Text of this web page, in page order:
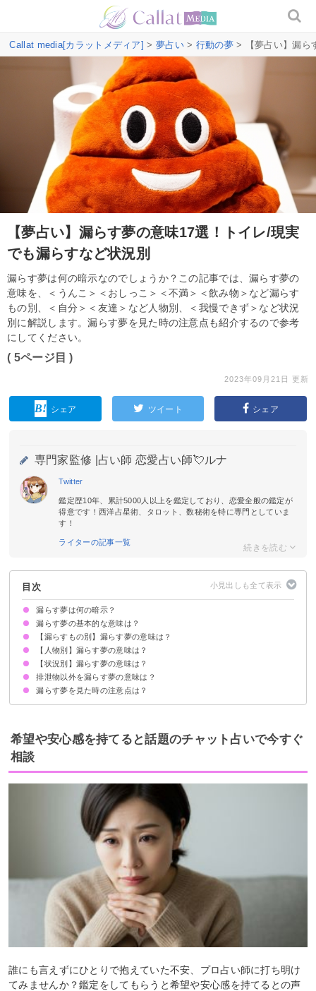
Callat media[カラットメディア] > 夢占い> 行動の夢> 【夢占い】漏ら
【夢占い】漏らす夢の意味17選！トイレ/現実
でも漏らすなど状況別
漏らす夢は何の暗示なのでしょうか？この記事では、漏らす夢の
意味を、＜うんこ＞＜おしっこ＞＜不満＞＜飲み物＞など漏らす
もの別、＜自分＞＜友達＞など人物別、＜我慢できず＞など状況
別に解説します。漏らす夢を見た時の注意点も紹介するので参考
にしてください。
( 5ページ目 )
2023年09月21日 更新
シェア ツイート シェア
専門家監修 | 占い師 恋愛占い師💘ルナ
Twitter
鑑定歴10年、累計5000人以上を鑑定しており、恋愛全般の鑑定が
得意です！西洋占星術、タロット、数秘術を特に専門としていま
す！
ライターの記事一覧
目次
漏らす夢は何の暗示？
漏らす夢の基本的な意味は？
大切なものを失うことへの不安を暗示
状況によって意味が決まる
【漏らすもの別】漏らす夢の意味は？
うんこを漏らす夢【吉夢】
おしっこを漏らす夢【警告夢】
【人物別】漏らす夢の意味は？
自分が漏らす夢【吉夢・凶夢】
友達が漏らす夢【警告夢】
家族が漏らす夢【吉夢】
恋人が漏らす夢【警告夢】
知らない人が漏らす夢【吉夢】
好きな人が漏らす夢【警告夢】
【状況別】漏らす夢の意味は？
渋滞で我慢できず漏らす夢【吉夢】
トイレの前で漏らす夢【警告夢】
漏らす夢を見た後に現実でも漏らす場合【凶夢】
電車の中で漏らす夢【吉夢】
自宅で漏らす夢【吉夢】
排泄物以外を漏らす夢の意味は？
秘密を漏らす夢【警告夢】
飲み物を漏らす夢【警告夢】
不満を漏らす夢【警告夢】
ガスを漏らす夢【凶夢】
漏らす夢を見た時の注意点は？
十分な休息を取る
警告夢や凶夢の内容を人に話す
希望や安心感を持てると話題のチャット占いで今すぐ
相談
誰にも言えずにひとりで抱えていた不安、プロ占い師に打ち明け
てみませんか？鑑定をしてもらうと希望や安心感を持てるとの声